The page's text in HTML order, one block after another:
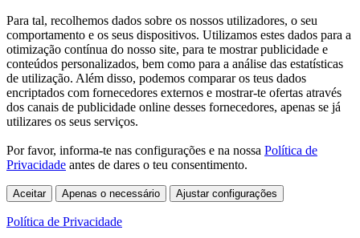
Para tal, recolhemos dados sobre os nossos utilizadores, o seu
comportamento e os seus dispositivos. Utilizamos estes dados para a
otimização contínua do nosso site, para te mostrar publicidade e
conteúdos personalizados, bem como para a análise das estatísticas
de utilização. Além disso, podemos comparar os teus dados
encriptados com fornecedores externos e mostrar-te ofertas através
dos canais de publicidade online desses fornecedores, apenas se já
utilizares os seus serviços.
Por favor, informa-te nas configurações e na nossa Política de
Privacidade antes de dares o teu consentimento.
Aceitar Apenas o necessário Ajustar configurações
Política de Privacidade